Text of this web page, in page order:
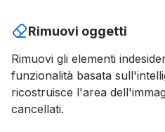
Rimuovi oggetti
Rimuovi gli elementi
funzionalità basata
ricostruisce l'area
cancellati.